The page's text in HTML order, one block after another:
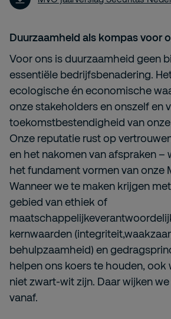
Duurzaamheid als kompas voor
Voor ons is duurzaamheid geen
essentiële bedrijfsbenadering.
ecologische én economische
onze stakeholders en onszelf en
toekomstbestendigheid van
Onze reputatie rust op
en het nakomen van afspraken –
het fundament vormen van onze
Wanneer we te maken krijgen
gebied van ethiek of
kernwaarden
behulpzaamheid) en
helpen ons koers te houden, ook
niet zwart-wit zijn. Daar wijken
vanaf.